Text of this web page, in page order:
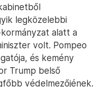
mindenesetre
elfogadni a felkérést.
védelmi minisztere,
kritizálta a